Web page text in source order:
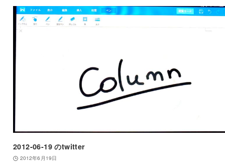
2012-06-19 のtwitter
2012年6月19日